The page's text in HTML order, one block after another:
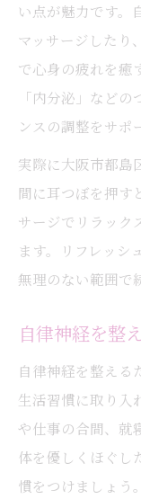
い点が魅力です。
マッサージしたり
で心身の疲れを癒
「内分泌」など
ンスの調整をサポ
実際に大阪市都島
間に耳つぼを押す
サージでリラック
ます。リフレッシ
無理のない範囲で
自律神経を整
自律神経を整える
生活習慣に取り入
や仕事の合間、就
体を優しくほぐし
慣をつけましょう